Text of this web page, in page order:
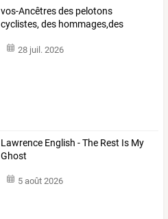
vos-Ancêtresdes pelotons
cyclistes, des hommages,des
28 juil. 2026
Lawrence English - The Rest Is My
Ghost
5 août 2026